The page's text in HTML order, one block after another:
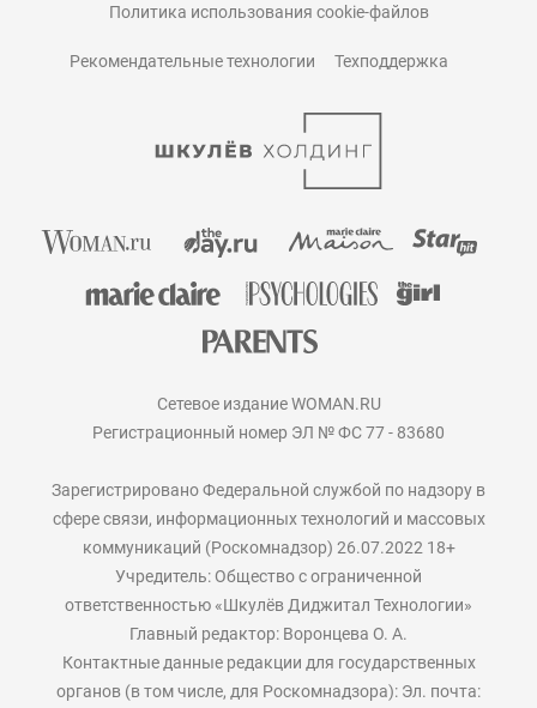
Политика использования cookie-файлов
Рекомендательные технологии Техподдержка
Сетевое издание WOMAN.RU
Регистрационный номер ЭЛ № ФС 77 - 83680
Зарегистрировано Федеральной службой по надзору в
сфере связи, информационных технологий и массовых
коммуникаций (Роскомнадзор) 26.07.2022 18+
Учредитель: Общество с ограниченной
ответственностью «Шкулёв Диджитал Технологии»
Главный редактор: Воронцева О. А.
Контактные данные редакции для государственных
органов (в том числе, для Роскомнадзора): Эл. почта: